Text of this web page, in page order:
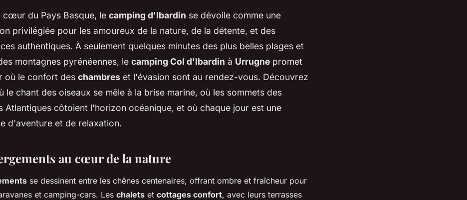
cœur du Pays Basque, le camping d'Ibardin se dévoile comme une
privilégiée pour les amoureux de la nature, de la détente, et des
authentiques. À seulement quelques minutes des plus belles plages et
montagnes pyrénéennes, le camping Col d'Ibardin à Urrugne promet
où le confort des chambres et l'évasion sont au rendez-vous. Découvrez
le chant des oiseaux se mêle à la brise marine, où les sommets des
Atlantiques côtoient l'horizon océanique, et où chaque jour est une
d'aventure et de relaxation.
au cœur de la nature
se dessinent entre les chênes centenaires, offrant ombre et fraîcheur pour
et camping-cars. Les chalets et cottages confort, avec leurs terrasses